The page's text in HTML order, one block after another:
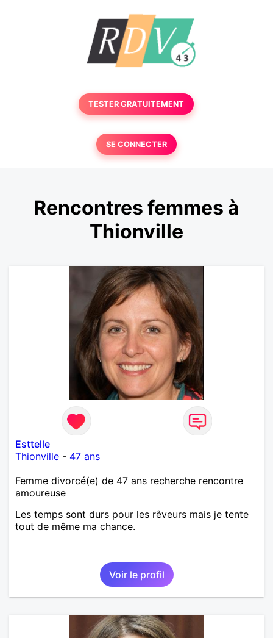
TESTER GRATUITEMENT
SE CONNECTER
Rencontres femmes à
Thionville
Esttelle
Thionville - 47 ans
Femme divorcé(e) de 47 ans recherche rencontre
amoureuse
Les temps sont durs pour les rêveurs mais je tente
tout de même ma chance.
Voir le profil